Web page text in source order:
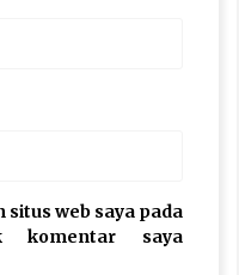
situs web saya pada
komentar saya